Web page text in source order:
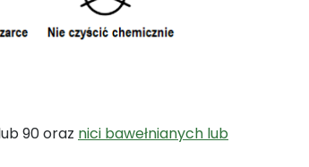
90 oraz nici bawełnianych lub